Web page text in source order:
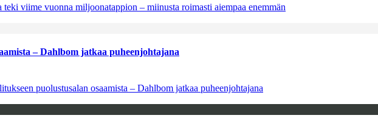
viime vuonna miljoonatappion – miinusta roimasti aiempaa enemmän
– Dahlbom jatkaa puheenjohtajana
puolustusalan osaamista – Dahlbom jatkaa puheenjohtajana